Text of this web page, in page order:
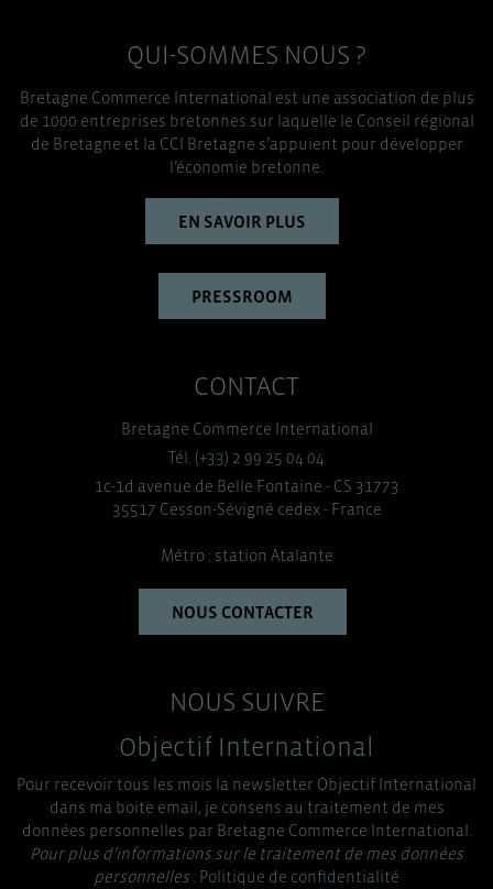
QUI-SOMMES NOUS ?
Bretagne Commerce International est une association de plus
de 1000 entreprises bretonnes sur laquelle le Conseil régional
de Bretagne et la CCI Bretagne s’appuient pour développer
l’économie bretonne.
EN SAVOIR PLUS
PRESSROOM
CONTACT
Bretagne Commerce International
Tél. (+33) 2 99 25 04 04
1c-1d avenue de Belle Fontaine - CS 31773
35517 Cesson-Sévigné cedex - France
Métro : station Atalante
NOUS CONTACTER
NOUS SUIVRE
Objectif International
Pour recevoir tous les mois la newsletter Objectif International
dans ma boite email, je consens au traitement de mes
données personnelles par Bretagne Commerce International.
Pour plus d’informations sur le traitement de mes données
personnelles :Politique de confidentialité